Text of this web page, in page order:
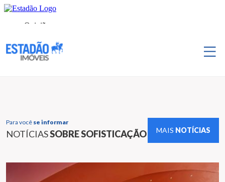
Para você se informar
NOTÍCIASSOBRE SOFISTICAÇÃO MAIS NOTÍCIAS